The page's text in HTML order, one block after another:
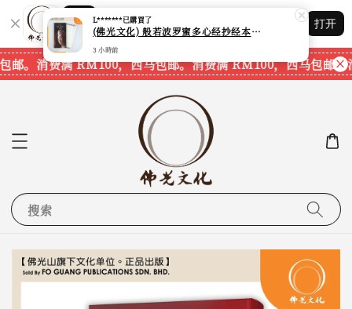
Shopping: 追踪您的订单
您信赖的商店
打开
邮。 消费满 RM100，西马包邮。消费满 RM100，西马包邮。
搜索
L*******已購買了
(佛光文化) 般若波罗蜜多心经抄经本 Prajna Paramita Heart Sutra (30pcs/pack) 现货速发
3 小時前